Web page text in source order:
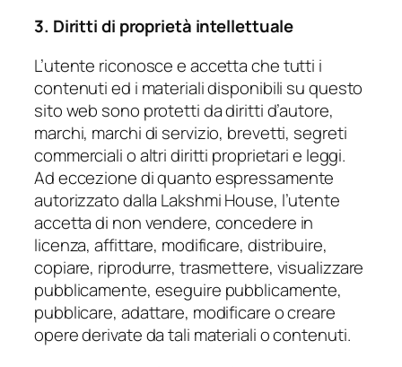
3. Diritti di proprietà intellettuale
L’utente riconosce e accetta che tutti i
contenuti ed i materiali disponibili su questo
sito web sono protetti da diritti d’autore,
marchi, marchi di servizio, brevetti, segreti
commerciali o altri diritti proprietari e leggi.
Ad eccezione di quanto espressamente
autorizzato dalla Lakshmi House, l’utente
accetta di non vendere, concedere in
licenza, affittare, modificare, distribuire,
copiare, riprodurre, trasmettere, visualizzare
pubblicamente, eseguire pubblicamente,
pubblicare, adattare, modificare o creare
opere derivate da tali materiali o contenuti.